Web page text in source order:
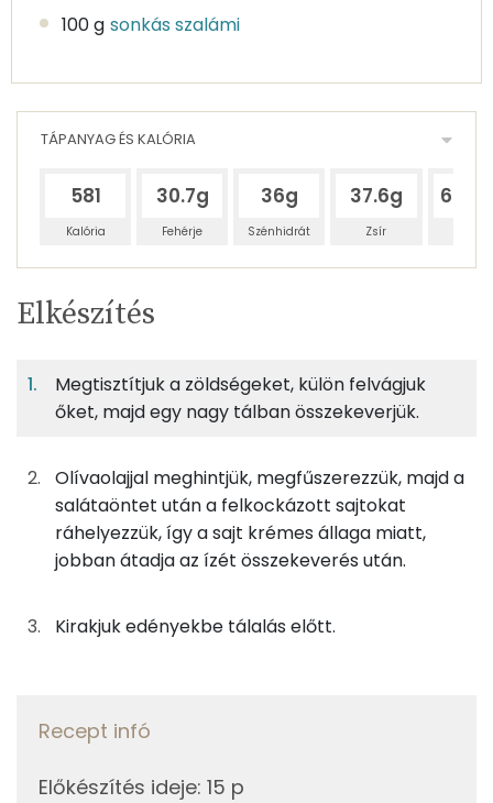
100 g sonkás szalámi
TÁPANYAG ÉS KALÓRIA
581
Kalória
30.7g
Fehérje
36g
Szénhidrát
37.6g
Zsír
Egy
adagban
4%
Fehérje
5%
Szénhidrát
5%
Zsír
230gpiros kaliforniai paprika
49 kcal
100g paradicsom
18 kcal
92gzöldhagyma
75g uborka
40gsárgarépa
TÁPANYAGTARTALOM
Egy
adagban
2
adagban
100
grammban
4%
Fehérje
5%
Szénhidrát
5%
Zsír
85%
Víz
TOP ásványi anyagok
Kálcium
Magnézium
Szelén
Elkészítés
Megtisztítjuk a zöldségeket, külön felvágjuk
őket, majd egy nagy tálban összekeverjük.
Olívaolajjal meghintjük, megfűszerezzük, majd a
salátaöntet után a felkockázott sajtokat
ráhelyezzük, így a sajt krémes állaga miatt,
jobban átadja az ízét összekeverés után.
Kirakjuk edényekbe tálalás előtt.
Recept infó
Előkészítés ideje: 15 p